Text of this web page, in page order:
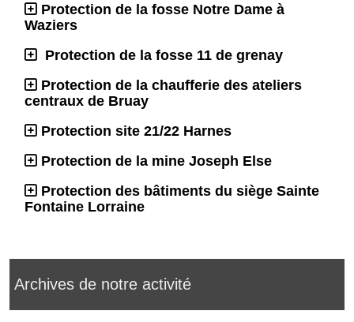
Protection de la fosse Notre Dame à
Waziers
Protection de la fosse 11 de grenay
Protection de la chaufferie des ateliers
centraux de Bruay
Protection site 21/22 Harnes
Protection de la mine Joseph Else
Protection des bâtiments du siège Sainte
Fontaine Lorraine
Archives de notre activité